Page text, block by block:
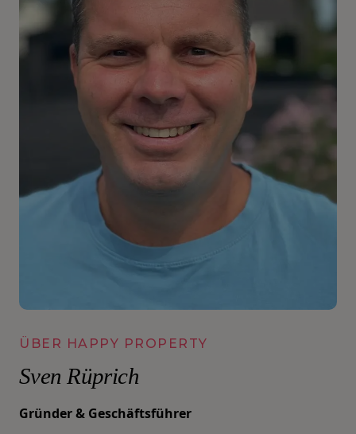
ÜBER HAPPY PROPERTY
Sven Rüprich
Gründer & Geschäftsführer